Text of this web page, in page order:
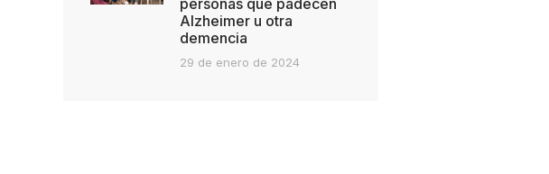
Alzheimer u otra
demencia
29 de enero de 2024